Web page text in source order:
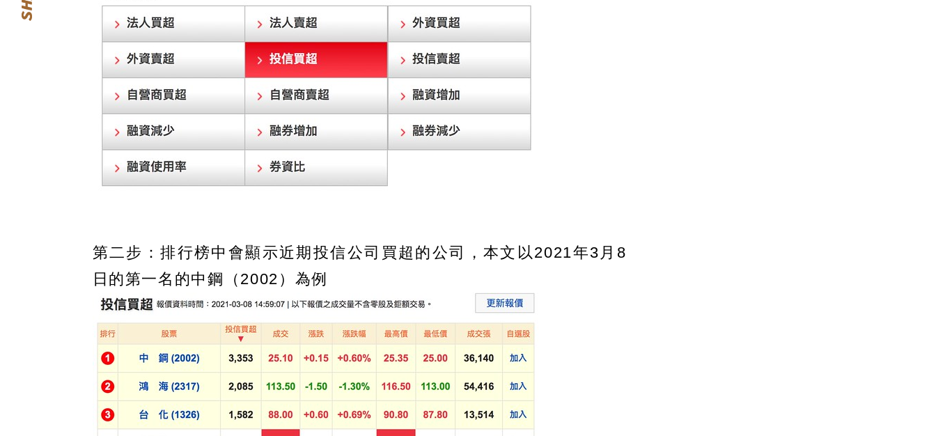
第二步：排行榜中會顯示近期投信公司買超的公司，本文以2021年3月8
日的第一名的中鋼（2002）為例